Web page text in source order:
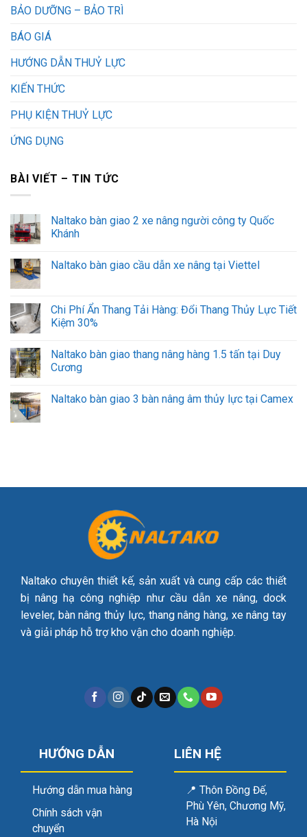
BẢO DƯỠNG – BẢO TRÌ
BÁO GIÁ
HƯỚNG DẪN THUỶ LỰC
KIẾN THỨC
PHỤ KIỆN THUỶ LỰC
ỨNG DỤNG
BÀI VIẾT – TIN TỨC
Naltako bàn giao 2 xe nâng người công ty Quốc
Khánh
Naltako bàn giao cầu dẫn xe nâng tại Viettel
Chi Phí Ẩn Thang Tải Hàng: Đổi Thang Thủy Lực Tiết
Kiệm 30%
Naltako bàn giao thang nâng hàng 1.5 tấn tại Duy
Cương
Naltako bàn giao 3 bàn nâng âm thủy lực tại Camex
Naltako chuyên thiết kế, sản xuất và cung cấp các thiết
bị nâng hạ công nghiệp như cầu dẫn xe nâng, dock
leveler, bàn nâng thủy lực, thang nâng hàng, xe nâng tay
và giải pháp hỗ trợ kho vận cho doanh nghiệp.
HƯỚNG DẪN
Hướng dẫn mua hàng
Chính sách vận
chuyển
LIÊN HỆ
📍 Thôn Đồng Đế,
Phù Yên, Chương Mỹ,
Hà Nội